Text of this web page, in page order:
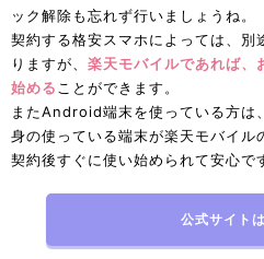
ック解除も忘れず行いましょうね。
契約する格安スマホによっては、別
りますが、 楽天モバイルであれば、
始めることができます。
またAndroid端末を使っている方は
身の使っている端末が楽天モバイル
契約後すぐに使い始められて安心で
公式サイト